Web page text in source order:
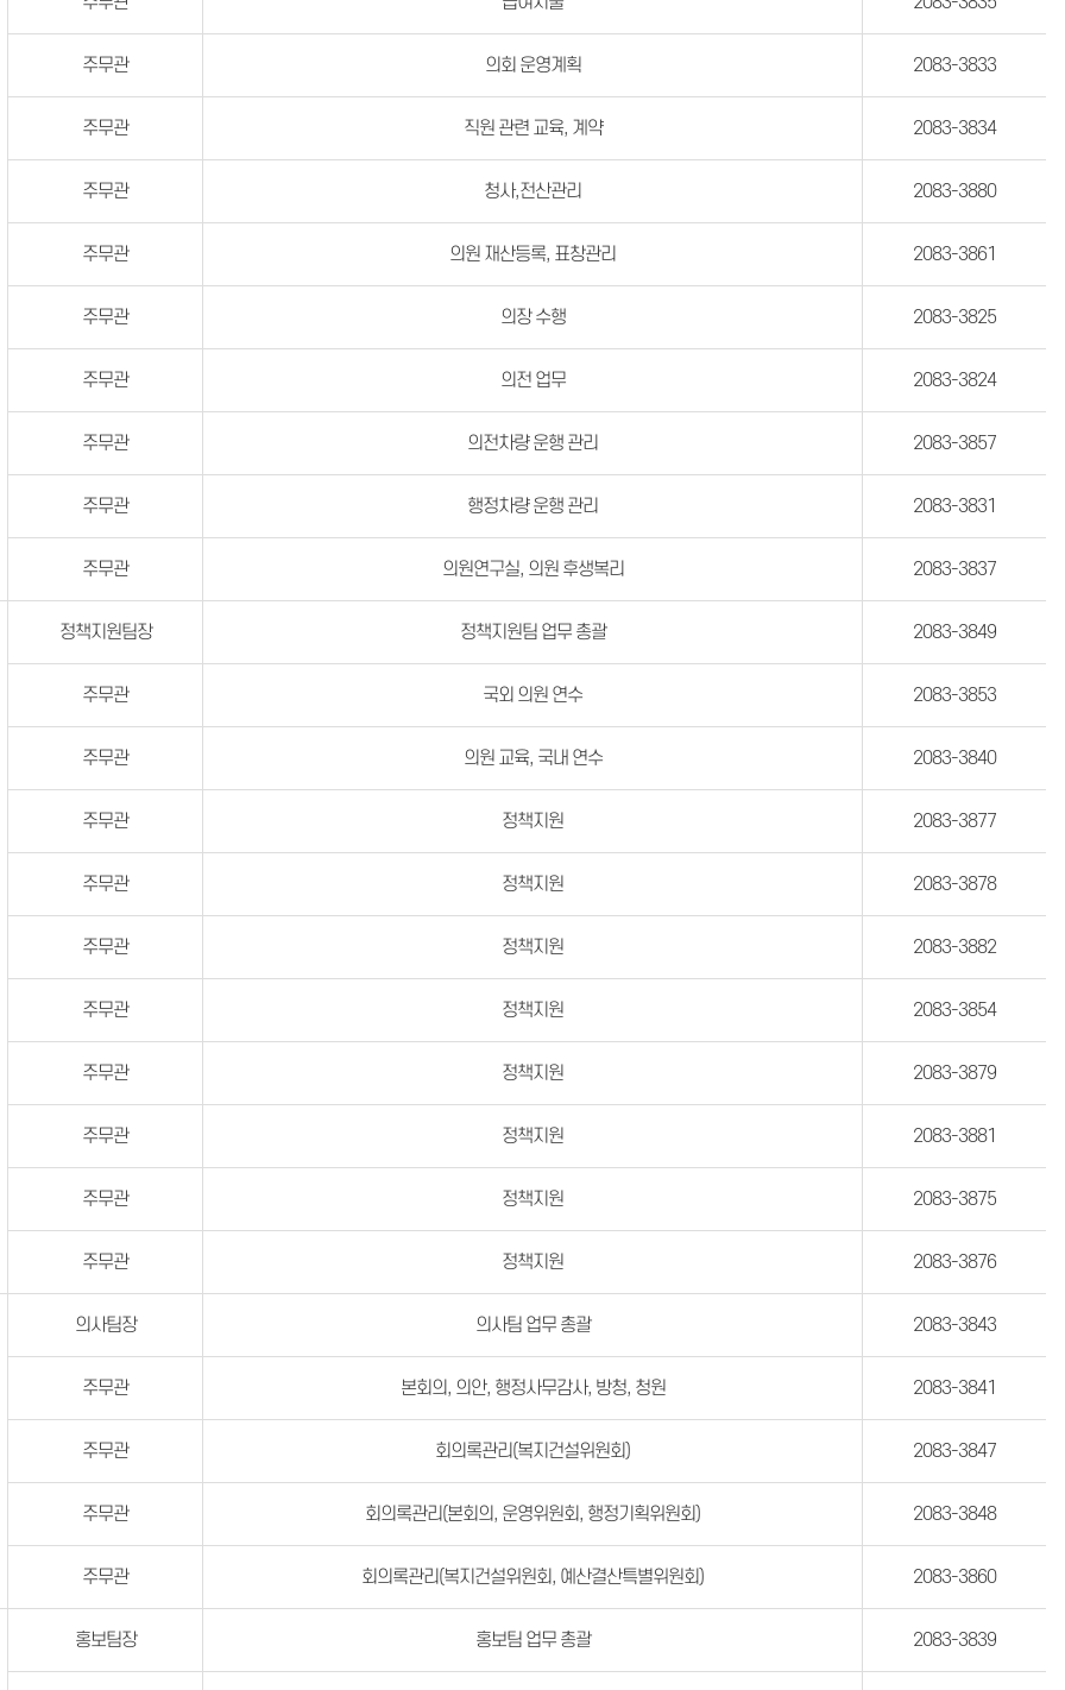
주무관 의회 운영계획 2083-3833
주무관 직원 관련 교육, 계약 2083-3834
주무관 청사,전산관리 2083-3880
주무관 의원 재산등록, 표창관리 2083-3861
주무관 의장 수행 2083-3825
주무관 의전 업무 2083-3824
주무관 의전차량 운행 관리 2083-3857
주무관 행정차량 운행 관리 2083-3831
주무관 의원연구실, 의원 후생복리 2083-3837
정책지원팀장 정책지원팀 업무 총괄 2083-3849
주무관 국외 의원 연수 2083-3853
주무관 의원 교육, 국내 연수 2083-3840
주무관 정책지원 2083-3877
주무관 정책지원 2083-3878
주무관 정책지원 2083-3882
주무관 정책지원 2083-3854
주무관 정책지원 2083-3879
주무관 정책지원 2083-3881
주무관 정책지원 2083-3875
주무관 정책지원 2083-3876
의사팀장 의사팀 업무 총괄 2083-3843
주무관 본회의, 의안, 행정사무감사, 방청, 청원 2083-3841
주무관 회의록관리(복지건설위원회) 2083-3847
주무관 회의록관리(본회의, 운영위원회, 행정기획위원회) 2083-3848
주무관 회의록관리(복지건설위원회, 예산결산특별위원회) 2083-3860
홍보팀장 홍보팀 업무 총괄 2083-3839